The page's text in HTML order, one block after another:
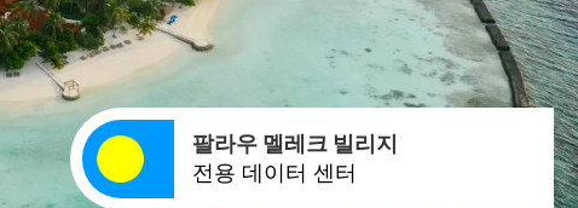
팔라우 멜레크 빌리지
전용 데이터 센터